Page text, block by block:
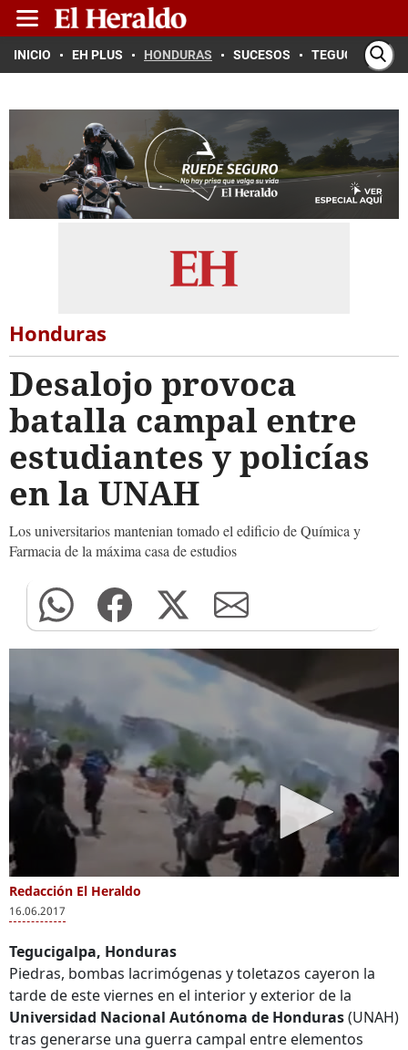
INICIO EH PLUS HONDURAS SUCESOS TEGUCIGALPA
Honduras
Desalojo provoca
batalla campal entre
estudiantes y policías
en la UNAH
Los universitarios mantenian tomado el edificio de Química y
Farmacia de la máxima casa de estudios
0
seconds
Redacción El Heraldo
16.06.2017
Tegucigalpa, Honduras
Piedras, bombas lacrimógenas y toletazos cayeron la
tarde de este viernes en el interior y exterior de la
Universidad Nacional Autónoma de Honduras(UNAH)
tras generarse una guerra campal entre elementos